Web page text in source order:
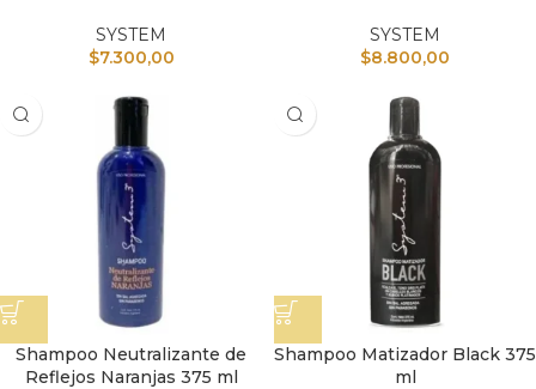
SYSTEM
$7.300,00
SYSTEM
$8.800,00
Shampoo Neutralizante de
Reflejos Naranjas 375 ml
Shampoo Matizador Black 375
ml